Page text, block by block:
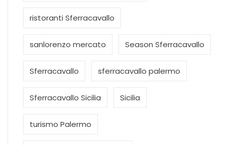
ristoranti Sferracavallo
sanlorenzo mercato Season Sferracavallo
Sferracavallo sferracavallo palermo
Sferracavallo Sicilia Sicilia
turismo Palermo